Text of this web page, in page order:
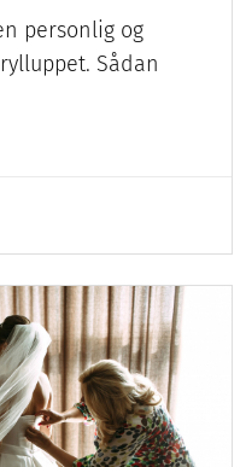
personlig og
Sådan